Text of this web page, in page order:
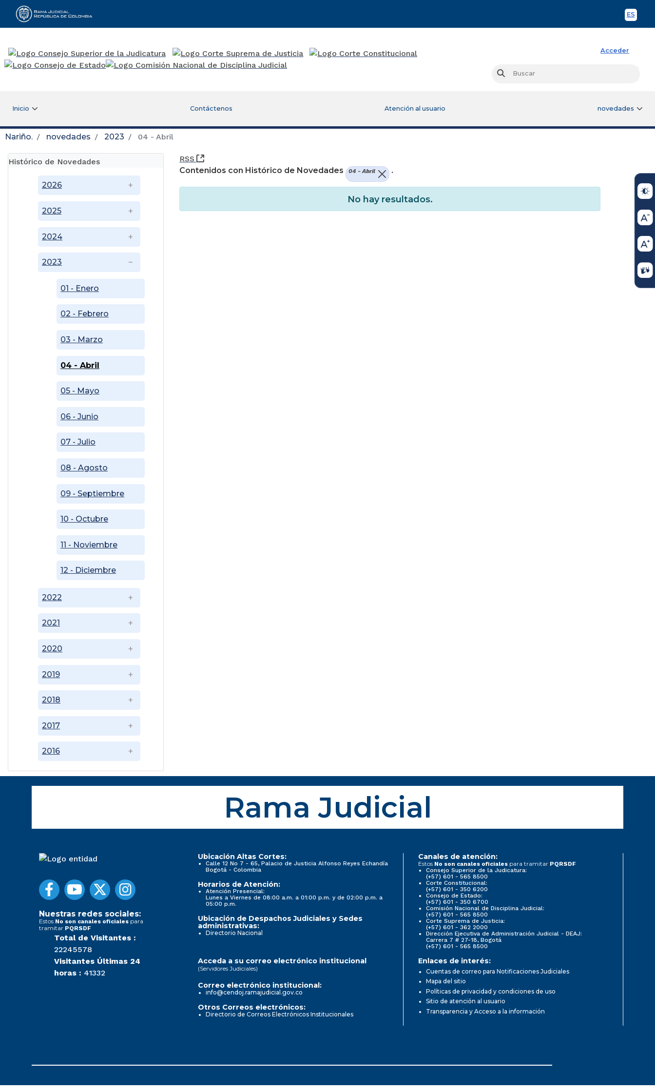
ES
Rama Judicial
Acceder
Buscar
Inicio Contáctenos Atención al usuario novedades
Nariño. novedades 2023 04 - Abril
Histórico de Novedades
2016
2017
2018
2019
2020
2021
2022
2023
01 - Enero
02 - Febrero
03 - Marzo
04 - Abril
05 - Mayo
06 - Junio
07 - Julio
08 - Agosto
09 - Septiembre
10 - Octubre
11 - Noviembre
12 - Diciembre
2024
2025
2026
RSS
(Abre una nueva ventana)
Contenidos con Histórico de Novedades
04 - Abril .
No hay resultados.
Rama Judicial
Nuestras redes sociales:
Estos No son canales oficiales para
tramitar PQRSDF
Total de Visitantes :
22245578
Visitantes Últimas 24
horas : 41332
Ubicación Altas Cortes:
Calle 12 No 7 - 65, Palacio de Justicia Alfonso Reyes Echandía
Bogotá - Colombia
Horarios de Atención:
Atención Presencial:
Lunes a Viernes de 08:00 a.m. a 01:00 p.m. y de 02:00 p.m. a
05:00 p.m.
Ubicación de Despachos Judiciales y Sedes
administrativas:
Directorio Nacional
Canales de atención:
Estos No son canales oficiales para tramitar PQRSDF
Consejo Superior de la Judicatura:
(+57) 601 - 565 8500
Corte Constitucional:
(+57) 601 - 350 6200
Consejo de Estado:
(+57) 601 - 350 6700
Comisión Nacional de Disciplina Judicial:
(+57) 601 - 565 8500
Corte Suprema de Justicia:
(+57) 601 - 362 2000
Dirección Ejecutiva de Administración Judicial - DEAJ:
Carrera 7 # 27-18, Bogotá
(+57) 601 - 565 8500
Acceda a su correo electrónico institucional
(Servidores Judiciales)
Correo electrónico institucional:
info@cendoj.ramajudicial.gov.co
Otros Correos electrónicos:
Directorio de Correos Electrónicos Institucionales
Enlaces de interés:
Cuentas de correo para Notificaciones Judiciales
Mapa del sitio
Políticas de privacidad y condiciones de uso
Sitio de atención al usuario
Transparencia y Acceso a la información